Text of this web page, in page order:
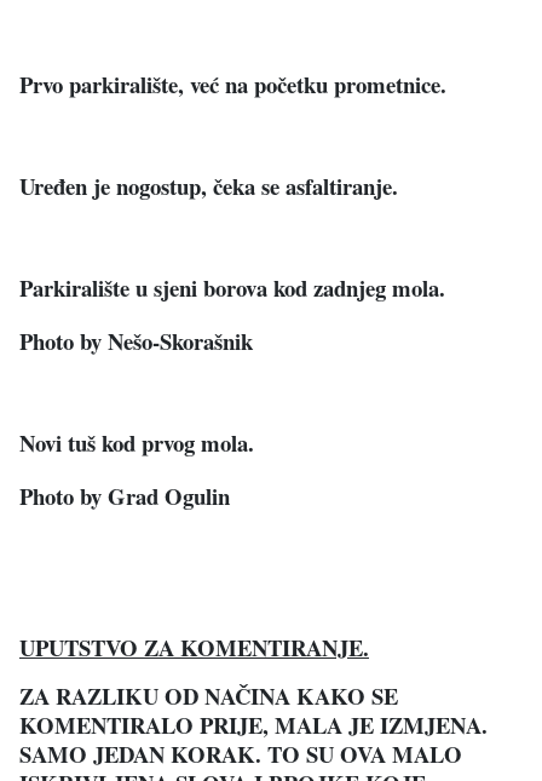
Prvo parkiralište, već na početku prometnice.
Uređen je nogostup, čeka se asfaltiranje.
Parkiralište u sjeni borova kod zadnjeg mola.
Photo by Nešo-Skorašnik
Novi tuš kod prvog mola.
Photo by Grad Ogulin
UPUTSTVO ZA KOMENTIRANJE.
ZA RAZLIKU OD NAČINA KAKO SE
KOMENTIRALO PRIJE, MALA JE IZMJENA.
SAMO JEDAN KORAK. TO SU OVA MALO